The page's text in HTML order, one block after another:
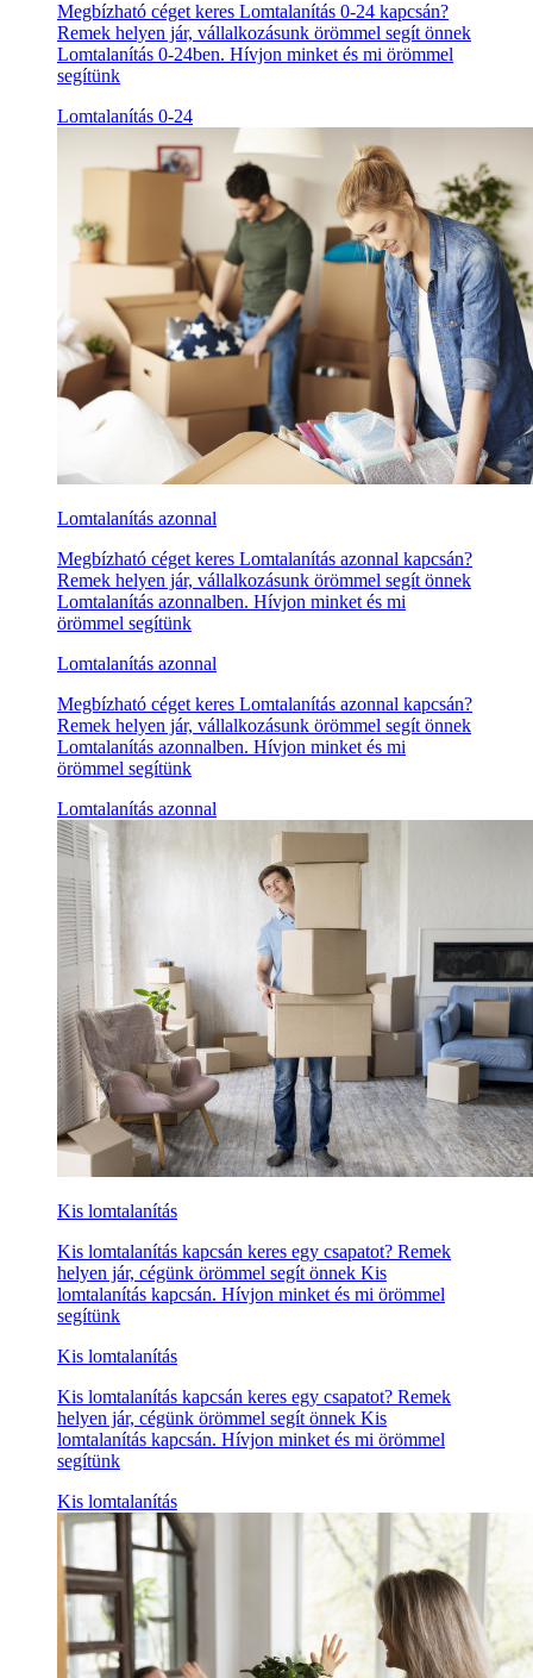
Megbízható céget keres Lomtalanítás 0-24 kapcsán?
Remek helyen jár, vállalkozásunk örömmel segít önnek
Lomtalanítás 0-24ben. Hívjon minket és mi örömmel
segítünk
Lomtalanítás 0-24
Lomtalanítás azonnal
Megbízható céget keres Lomtalanítás azonnal kapcsán?
Remek helyen jár, vállalkozásunk örömmel segít önnek
Lomtalanítás azonnalben. Hívjon minket és mi
örömmel segítünk
Lomtalanítás azonnal
Megbízható céget keres Lomtalanítás azonnal kapcsán?
Remek helyen jár, vállalkozásunk örömmel segít önnek
Lomtalanítás azonnalben. Hívjon minket és mi
örömmel segítünk
Lomtalanítás azonnal
Kis lomtalanítás
Kis lomtalanítás kapcsán keres egy csapatot? Remek
helyen jár, cégünk örömmel segít önnek Kis
lomtalanítás kapcsán. Hívjon minket és mi örömmel
segítünk
Kis lomtalanítás
Kis lomtalanítás kapcsán keres egy csapatot? Remek
helyen jár, cégünk örömmel segít önnek Kis
lomtalanítás kapcsán. Hívjon minket és mi örömmel
segítünk
Kis lomtalanítás